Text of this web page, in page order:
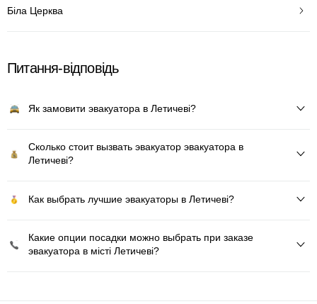
Біла Церква
Питання-відповідь
Як замовити эвакуатора в Летичеві?
Сколько стоит вызвать эвакуатор эвакуатора в
Летичеві?
Как выбрать лучшие эвакуаторы в Летичеві?
Какие опции посадки можно выбрать при заказе
эвакуатора в місті Летичеві?